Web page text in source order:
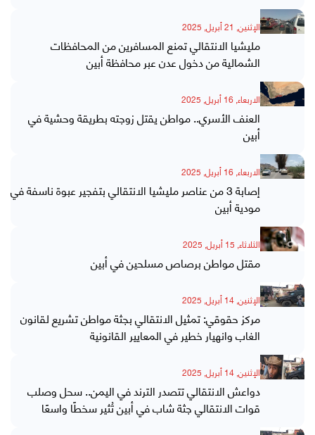
الإثنين, 21 أبريل, 2025
مليشيا الانتقالي تمنع المسافرين من المحافظات
الشمالية من دخول عدن عبر محافظة أبين
الاربعاء, 16 أبريل, 2025
العنف الأسري.. مواطن يقتل زوجته بطريقة وحشية في
أبين
الاربعاء, 16 أبريل, 2025
إصابة 3 من عناصر مليشيا الانتقالي بتفجير عبوة ناسفة في
مودية أبين
الثلاثاء, 15 أبريل, 2025
مقتل مواطن برصاص مسلحين في أبين
الإثنين, 14 أبريل, 2025
مركز حقوقي: تمثيل الانتقالي بجثة مواطن تشريع لقانون
الغاب وانهيار خطير في المعايير القانونية
الإثنين, 14 أبريل, 2025
دواعش الانتقالي تتصدر الترند في اليمن.. سحل وصلب
قوات الانتقالي جثة شاب في أبين تُثير سخطًا واسعًا